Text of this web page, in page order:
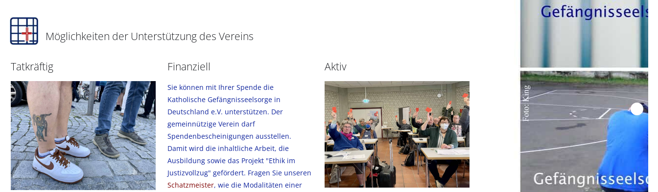
Möglichkeiten der Unterstützung des Vereins
Tatkräftig Finanziell
Sie können mit Ihrer Spende die
Katholische Gefängnisseelsorge in
Deutschland e.V. unterstützen. Der
gemeinnützige Verein darf
Spendenbescheinigungen ausstellen.
Damit wird die inhaltliche Arbeit, die
Ausbildung sowie das Projekt "Ethik im
Justizvollzug" gefördert. Fragen Sie unseren
Schatzmeister, wie die Modalitäten einer
Aktiv